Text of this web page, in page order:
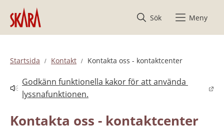
Hoppa till innehåll
Sök
Meny
Startsida Kontakt Kontakta oss - kontaktcenter
Godkänn funktionella kakor för att använda
lyssnafunktionen.
Länk till annan webbplats.
Kontakta oss - kontaktcenter